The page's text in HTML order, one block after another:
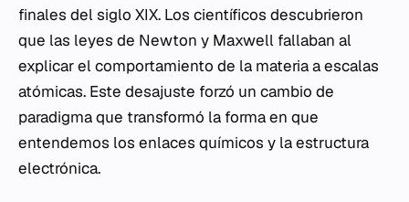
finales del siglo XIX. Los científicos descubrieron
que las leyes de Newton y Maxwell fallaban al
explicar el comportamiento de la materia a escalas
atómicas. Este desajuste forzó un cambio de
paradigma que transformó la forma en que
entendemos los enlaces químicos y la estructura
electrónica.